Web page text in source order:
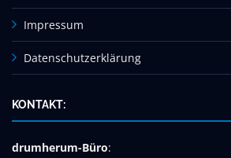
Impressum
Datenschutzerklärung
KONTAKT:
drumherum-Büro: